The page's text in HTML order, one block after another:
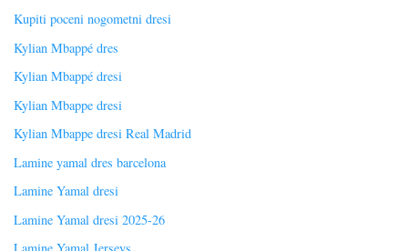
Kupiti poceni nogometni dresi
Kylian Mbappé dres
Kylian Mbappé dresi
Kylian Mbappe dresi
Kylian Mbappe dresi Real Madrid
Lamine yamal dres barcelona
Lamine Yamal dresi
Lamine Yamal dresi 2025-26